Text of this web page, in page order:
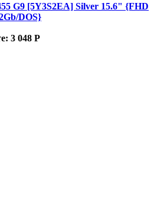
G9 [5Y3S2EA] Silver 15.6" {FHD
DOS}
3 048 Р